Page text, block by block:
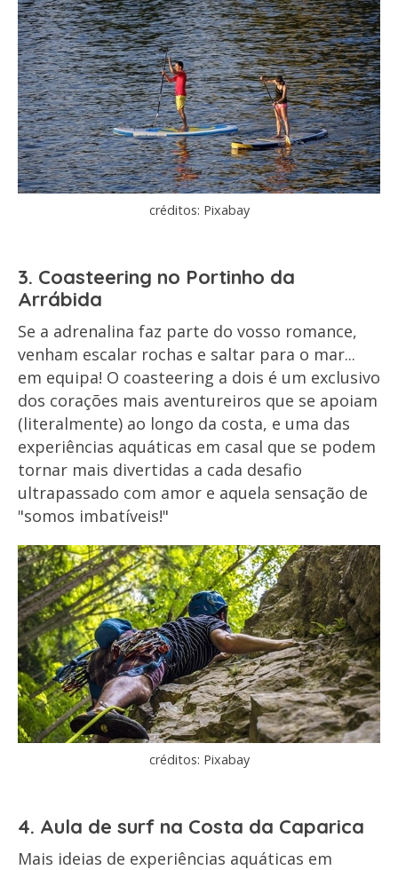
créditos: Pixabay
3. Coasteering no Portinho da
Arrábida
Se a adrenalina faz parte do vosso romance,
venham escalar rochas e saltar para o mar...
em equipa! O coasteering a dois é um exclusivo
dos corações mais aventureiros que se apoiam
(literalmente) ao longo da costa, e uma das
experiências aquáticas em casal que se podem
tornar mais divertidas a cada desafio
ultrapassado com amor e aquela sensação de
"somos imbatíveis!"
créditos: Pixabay
4. Aula de surf na Costa da Caparica
Mais ideias de experiências aquáticas em